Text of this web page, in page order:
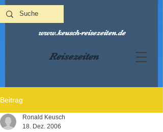
Reisezeiten
www.keusch-reisezeiten.de
Beitrag
Ronald Keusch
18. Dez. 2006